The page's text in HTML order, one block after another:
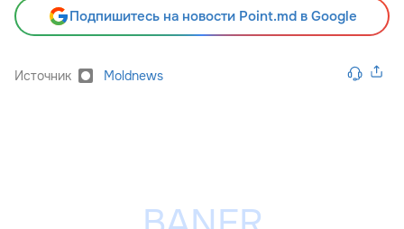
Подпишитесь на новости Point.md в Google
Источник Moldnews